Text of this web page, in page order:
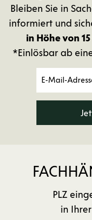
Bleiben Sie in
informiert und
in Höhe von
*Einlösbar ab
PLZ
in